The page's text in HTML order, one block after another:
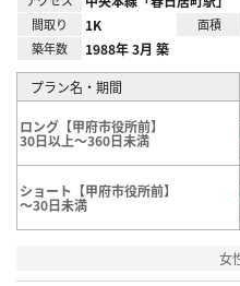
間取り 1K 面積
築年数 1988年 3月 築
プラン名・期間
ロング【甲府市役所前】
30日以上～360日未満
ショート【甲府市役所前】
～30日未満
女